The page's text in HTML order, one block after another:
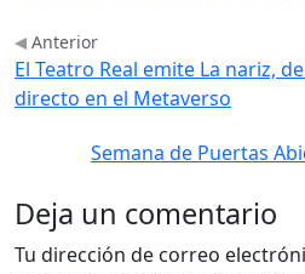
Anterior
El Teatro Real emite La nariz,
directo en el Metaverso
Semana de Puertas
Deja un comentario
Tu dirección de correo